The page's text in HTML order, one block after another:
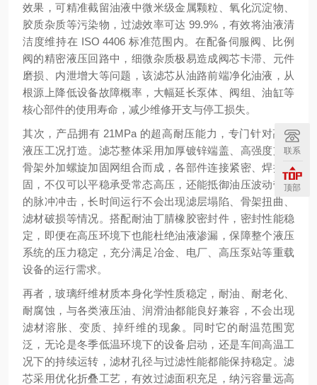
效果，可精准截留油液中微米级金属颗粒、氧化沉淀物、
胶质杂质等污染物，过滤效率可达 99.9%，有效将油液清
洁度维持在 ISO 4406 标准范围内。在配备伺服阀、比例
阀的精密液压回路中，细微杂质极易造成阀芯卡滞、元件
磨损、内泄增大等问题，该滤芯从油路前端净化油液，从
根源上降低设备故障概率，大幅延长泵体、阀组、油缸等
核心部件的使用寿命，减少维修开支与停工损失。
其次，产品拥有 21MPa 的超高耐压能力，专门针对高压
液压工况打造。滤芯整体采用加厚镀锌端盖、高强度支撑
骨架外加螺旋加固网组合而成，各部件连接紧密、焊接牢
固，不仅可以平稳承受常态高压，还能抵御油压波动带来
的脉冲冲击，长时间运行不会出现滤层塌陷、骨架扭曲、
滤材破损等情况。搭配耐油丁腈橡胶密封件，密封性能稳
定，即便在高压环境下也能杜绝油液渗漏，保障整个液压
系统的压力稳定，充分满足冶金、电厂、高压泵站等重载
设备的运行需求。
再者，玻璃纤维材质本身化学性质稳定，耐油、耐老化、
耐腐蚀，与各类液压油、润滑油都能良好兼容，不会出现
滤材溶胀、变质、掉纤维的现象。同时它的耐温范围宽
泛，无论是冬季低温环境下的设备启动，还是车间高温工
况下的持续运转，滤材孔径与过滤性能都能保持稳定。滤
芯采用优化折叠工艺，有效过滤面积充足，纳污容量远高
联系
顶部